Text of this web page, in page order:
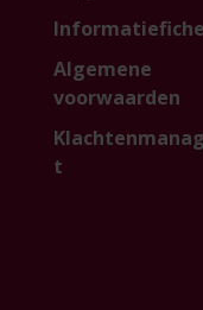
Algemene
voorwaarden
t